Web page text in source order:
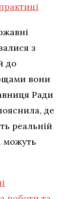
з
до
вони
Ради
де
реальній
можуть